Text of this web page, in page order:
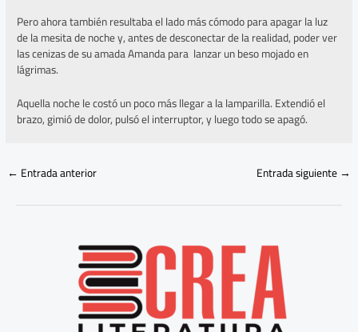
Pero ahora también resultaba el lado más cómodo para apagar la luz
de la mesita de noche y, antes de desconectar de la realidad, poder ver
las cenizas de su amada Amanda para lanzar un beso mojado en
lágrimas.
Aquella noche le costó un poco más llegar a la lamparilla. Extendió el
brazo, gimió de dolor, pulsó el interruptor, y luego todo se apagó.
← Entrada anterior Entrada siguiente→